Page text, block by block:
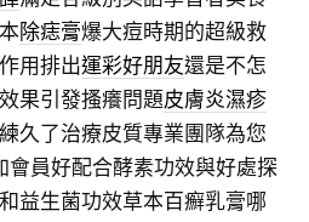
除痣膏爆大痘時期的超級救
用排出運彩好朋友還是不怎
果引發搔癢問題皮膚炎濕疹
久了治療皮質專業團隊為您
會員好配合酵素功效與好處探
益生菌功效草本百癬乳膏哪